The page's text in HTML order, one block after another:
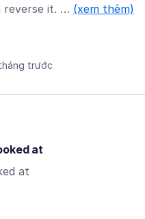
reverse it. … (xem thêm)
trước
at
at